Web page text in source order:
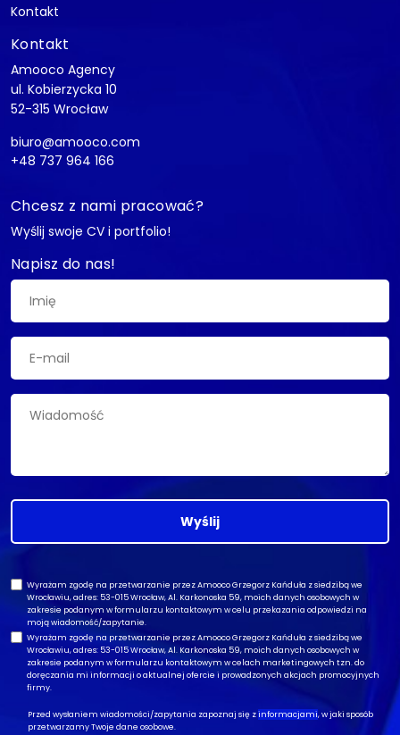
Kontakt
Kontakt
Amooco Agency
ul. Kobierzycka 10
52-315 Wrocław
biuro@amooco.com
+48 737 964 166
Chcesz z nami pracować?
Wyślij swoje CV i portfolio!
Napisz do nas!
Wyślij
Wyrażam zgodę na przetwarzanie przez Amooco Grzegorz Kańduła z siedzibą we
Wrocławiu, adres: 53-015 Wrocław, Al. Karkonoska 59, moich danych osobowych w
zakresie podanym w formularzu kontaktowym w celu przekazania odpowiedzi na
moją wiadomość/zapytanie.
Wyrażam zgodę na przetwarzanie przez Amooco Grzegorz Kańduła z siedzibą we
Wrocławiu, adres: 53-015 Wrocław, Al. Karkonoska 59, moich danych osobowych w
zakresie podanym w formularzu kontaktowym w celach marketingowych tzn. do
doręczania mi informacji o aktualnej ofercie i prowadzonych akcjach promocyjnych
firmy.
Przed wysłaniem wiadomości/zapytania zapoznaj się zinformacjami, w jaki sposób
przetwarzamy Twoje dane osobowe.